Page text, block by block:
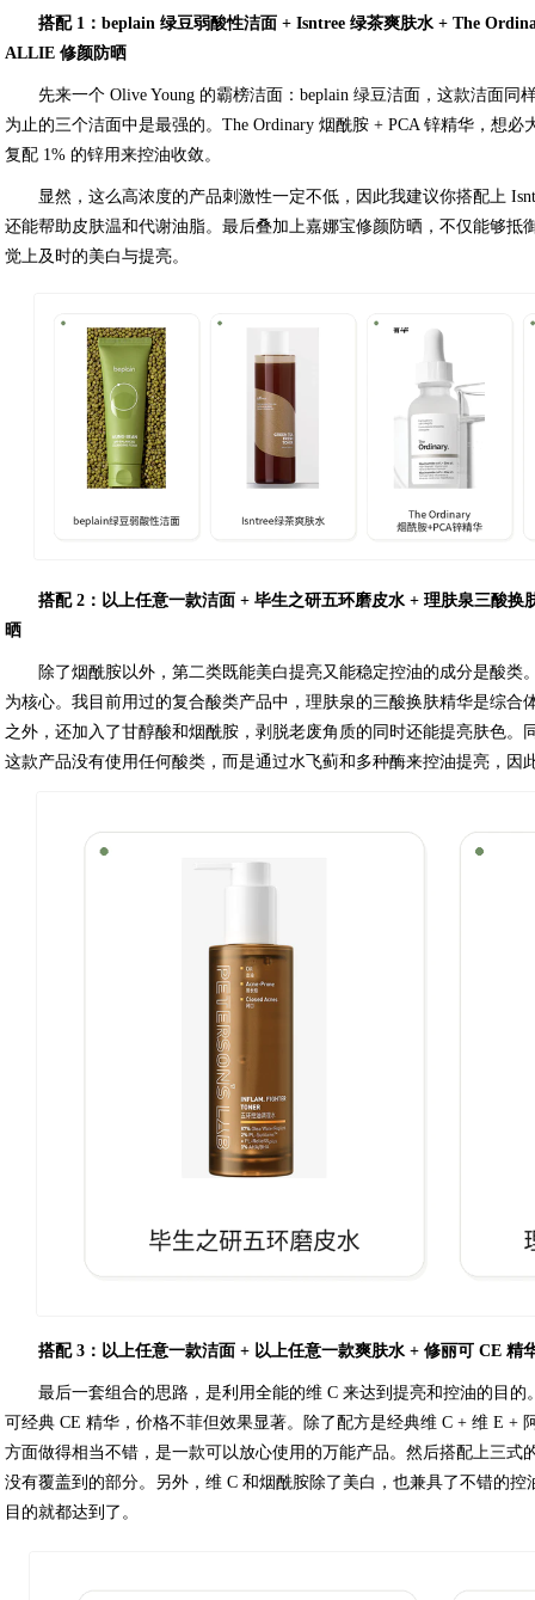
搭配 1：beplain 绿豆弱酸性洁面 + Isntree 绿茶爽肤水 + The
ALLIE 修颜防晒
先来一个 Olive Young 的霸榜洁面：beplain 绿豆洁面，这款洁面
为止的三个洁面中是最强的。The Ordinary 烟酰胺 + PCA 锌精华，想
复配 1% 的锌用来控油收敛。
显然，这么高浓度的产品刺激性一定不低，因此我建议你搭配上
还能帮助皮肤温和代谢油脂。最后叠加上嘉娜宝修颜防晒，不仅能够抵
觉上及时的美白与提亮。
搭配 2：以上任意一款洁面 + 毕生之研五环磨皮水 + 理肤泉三酸
晒
除了烟酰胺以外，第二类既能美白提亮又能稳定控油的成分是酸
为核心。我目前用过的复合酸类产品中，理肤泉的三酸换肤精华是综合
之外，还加入了甘醇酸和烟酰胺，剥脱老废角质的同时还能提亮肤色。
这款产品没有使用任何酸类，而是通过水飞蓟和多种酶来控油提亮，因
搭配 3：以上任意一款洁面 + 以上任意一款爽肤水 + 修丽可 CE 精
最后一套组合的思路，是利用全能的维 C 来达到提亮和控油的目
可经典 CE 精华，价格不菲但效果显著。除了配方是经典维 C + 维 E +
方面做得相当不错，是一款可以放心使用的万能产品。然后搭配上三式
没有覆盖到的部分。另外，维 C 和烟酰胺除了美白，也兼具了不错的
目的就都达到了。